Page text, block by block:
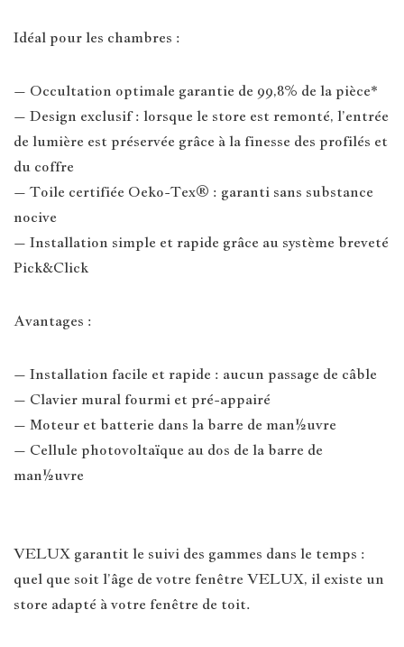
Idéal pour les chambres :
– Occultation optimale garantie de 99,8% de la pièce*
– Design exclusif : lorsque le store est remonté, l’entrée
de lumière est préservée grâce à la finesse des profilés et
du coffre
– Toile certifiée Oeko-Tex® : garanti sans substance
nocive
– Installation simple et rapide grâce au système breveté
Pick&Click
Avantages :
– Installation facile et rapide : aucun passage de câble
– Clavier mural fourmi et pré-appairé
– Moteur et batterie dans la barre de man½uvre
– Cellule photovoltaïque au dos de la barre de
man½uvre
VELUX garantit le suivi des gammes dans le temps :
quel que soit l’âge de votre fenêtre VELUX, il existe un
store adapté à votre fenêtre de toit.